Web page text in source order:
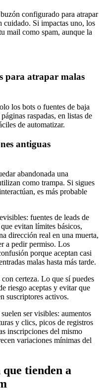
configurado para atrapar
cuidado. Si impactas uno, los
mail como spam, aunque la
para atrapar malas
los bots o fuentes de baja
raspadas, en listas de
de automatizar.
antiguas
abandonada una
como trampa. Si sigues
es más probable
fuentes de leads de
evitan límites básicos,
dirección real en una muerta,
a pedir permiso. Los
porque aceptan casi
malas hasta más tarde.
certeza. Lo que sí puedes
riesgo aceptas y evitar que
suscriptores activos.
ser visibles: aumentos
y clics, picos de registros
inscripciones del mismo
variaciones mínimas del
tienden a